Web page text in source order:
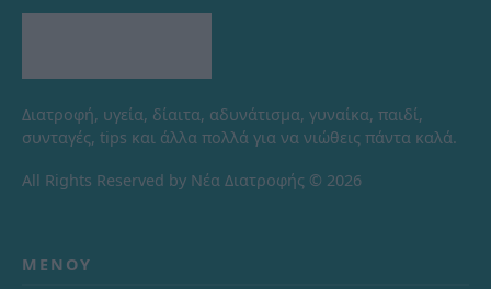
Διατροφή, υγεία, δίαιτα, αδυνάτισμα, γυναίκα, παιδί,
συνταγές, tips και άλλα πολλά για να νιώθεις πάντα καλά.
All Rights Reserved by Νέα Διατροφής © 2026
ΜΕΝΟΎ